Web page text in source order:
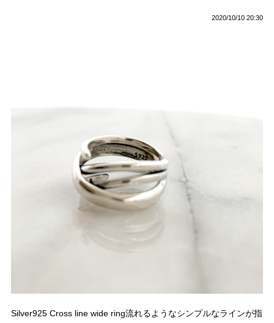
2020/10/10 20:30
Silver925 Cross line wide ring流れるようなシンプルなラインが指